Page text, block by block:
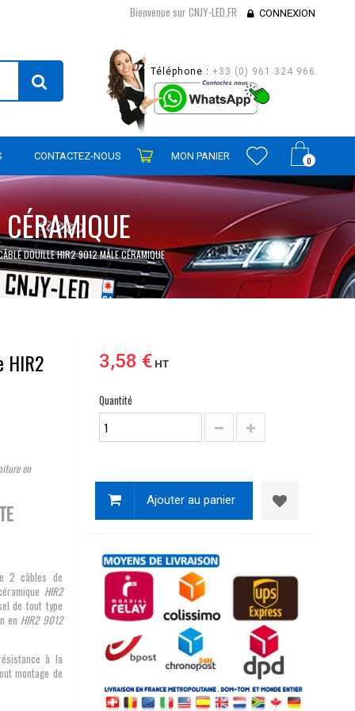
Bienvenue sur CNJY-LED.FR CONNEXION
Téléphone : +33 (0) 961 324 966
0
CONTACTEZ-NOUS MON PANIER
DOUILLE HIR2 9012 MÂLE CÉRAMIQUE
HIR2
en
2 câbles de
HIR2
de tout type
en HIR2 9012
à la
montage de
3,58 €HT
Quantité
Ajouter au panier